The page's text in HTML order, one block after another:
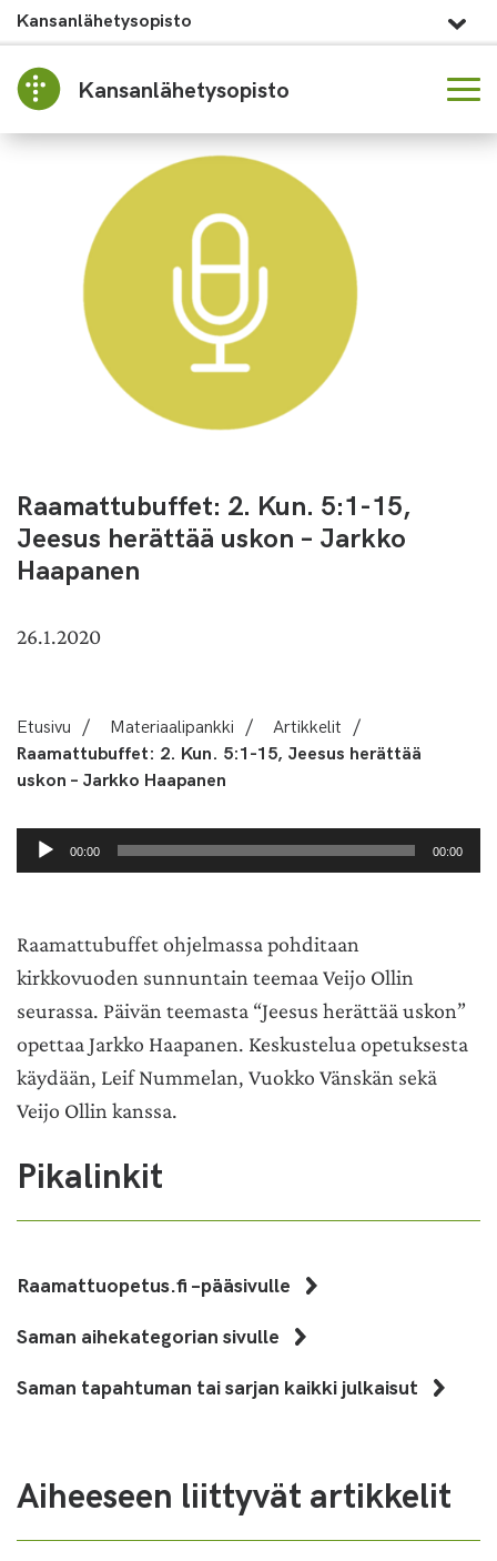
Kansanlähetysopisto
Kansanlähetysopisto
Raamattubuffet: 2. Kun. 5:1-15,
Jeesus herättää uskon – Jarkko
Haapanen
26.1.2020
Etusivu / Materiaalipankki / Artikkelit /
Raamattubuffet: 2. Kun. 5:1-15, Jeesus herättää
uskon – Jarkko Haapanen
Äänitoistin00:00 00:00
Raamattubuffet ohjelmassa pohditaan
kirkkovuoden sunnuntain teemaa Veijo Ollin
seurassa. Päivän teemasta “Jeesus herättää uskon”
opettaa Jarkko Haapanen. Keskustelua opetuksesta
käydään, Leif Nummelan, Vuokko Vänskän sekä
Veijo Ollin kanssa.
Pikalinkit
Raamattuopetus.fi –pääsivulle
Saman aihekategorian sivulle
Saman tapahtuman tai sarjan kaikki julkaisut
Aiheeseen liittyvät artikkelit